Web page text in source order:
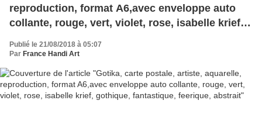
reproduction, format A6,avec enveloppe auto
collante, rouge, vert, violet, rose, isabelle krief,
Publié le 21/08/2018 à 05:07
Par France Handi Art